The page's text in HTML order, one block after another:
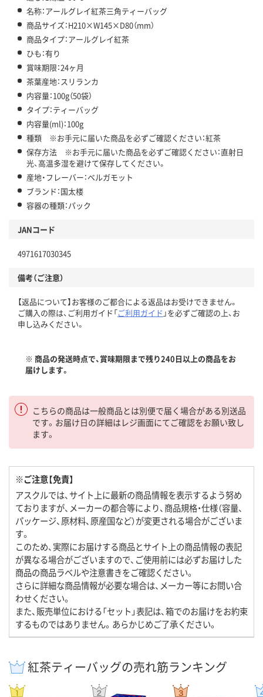
名称：アールグレイ紅茶三角ティーバッグ
商品サイズ：H210×W145×D80（mm）
商品タイプ：アールグレイ紅茶
ひも：有り
賞味期限：24ヶ月
茶葉産地：スリランカ
内容量：100g（50袋）
タイプ：ティーバッグ
内容量(ml)：100g
種類 ※お手元に届いた商品を必ずご確認ください：紅茶
保存方法 ※お手元に届いた商品を必ずご確認ください：直射日
光、高温多湿を避けて保存してください。
産地・フレーバー：ベルガモット
ブランド：国太楼
容器の種類：パック
JANコード
4971617030345
備考（ご注意）
【返品について】お客様のご都合による返品はお受けできません。
ご購入の際は、ご利用ガイド「ご利用ガイド 」を必ずご確認の上、お
申し込みください。
※ 商品の発送時点で、賞味期限まで残り240日以上の商品をお
届けします。
こちらの商品は一般商品とは別便で届く場合がある別送品
です。お届け日の詳細はレジ画面にてご確認をお願い致し
ます。
※ご注意【免責】
アスクルでは、サイト上に最新の商品情報を表示するよう努め
ておりますが、メーカーの都合等により、商品規格・仕様（容量、
パッケージ、原材料、原産国など）が変更される場合がございま
す。
このため、実際にお届けする商品とサイト上の商品情報の表記
が異なる場合がございますので、ご使用前には必ずお届けした
商品の商品ラベルや注意書きをご確認ください。
さらに詳細な商品情報が必要な場合は、メーカー等にお問い合
わせください。
また、販売単位における「セット」表記は、箱でのお届けをお約束
するものではありません。あらかじめご了承ください。
紅茶ティーバッグの売れ筋ランキング